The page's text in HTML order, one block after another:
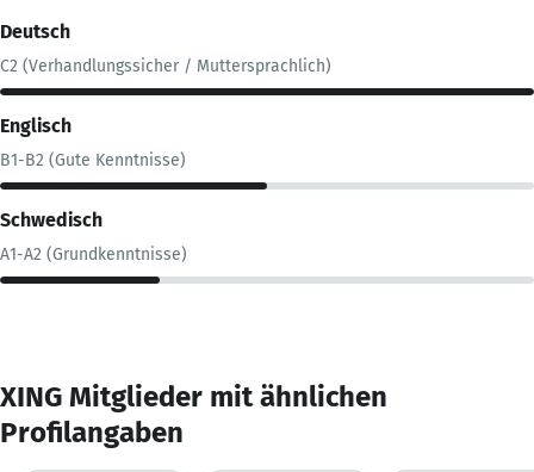
Deutsch
C2 (Verhandlungssicher / Muttersprachlich)
Englisch
B1-B2 (Gute Kenntnisse)
Schwedisch
A1-A2 (Grundkenntnisse)
XING Mitglieder mit ähnlichen
Profilangaben